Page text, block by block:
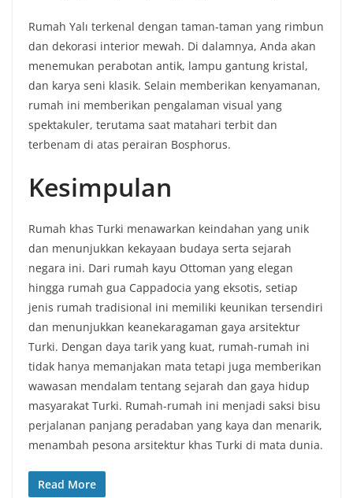
Rumah Yalı terkenal dengan taman-taman yang rimbun
dan dekorasi interior mewah. Di dalamnya, Anda akan
menemukan perabotan antik, lampu gantung kristal,
dan karya seni klasik. Selain memberikan kenyamanan,
rumah ini memberikan pengalaman visual yang
spektakuler, terutama saat matahari terbit dan
terbenam di atas perairan Bosphorus.
Kesimpulan
Rumah khas Turki menawarkan keindahan yang unik
dan menunjukkan kekayaan budaya serta sejarah
negara ini. Dari rumah kayu Ottoman yang elegan
hingga rumah gua Cappadocia yang eksotis, setiap
jenis rumah tradisional ini memiliki keunikan tersendiri
dan menunjukkan keanekaragaman gaya arsitektur
Turki. Dengan daya tarik yang kuat, rumah-rumah ini
tidak hanya memanjakan mata tetapi juga memberikan
wawasan mendalam tentang sejarah dan gaya hidup
masyarakat Turki. Rumah-rumah ini menjadi saksi bisu
perjalanan panjang peradaban yang kaya dan menarik,
menambah pesona arsitektur khas Turki di mata dunia.
Read More